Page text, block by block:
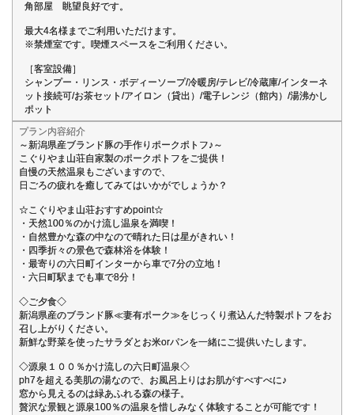
角部屋 眺望良好です。
最大4名様までご利用いただけます。
※禁煙室です。喫煙スペースをご利用ください。
［客室設備］
シャンプー・リンス・ボディーソープ/冷暖房/テレビ/冷蔵庫/インターネ
ット接続可/お茶セット/アイロン（貸出）/電子レンジ（館内）/湯沸かし
ポット
プラン内容紹介
～新潟県産ブランド豚の手作りポークポトフ♪～
こぐりやま山荘自家製のポークポトフをご提供！
自慢の天然温泉もございますので、
日ごろの疲れを癒してみてはいかがでしょうか？
☆こぐりやま山荘おすすめpoint☆
・天然100％のかけ流し温泉を満喫！
・自然豊かな森の中なので晴れた日は星がきれい！
・四季折々の景色で森林浴を体験！
・最寄りの六日町インターから車で7分の立地！
・六日町駅までも車で8分！
◇ご夕食◇
新潟県産のブランド豚≪妻有ポーク≫をじっくり煮込んだ特製ポトフをお
召し上がりください。
新鮮な野菜を使ったサラダとお米orパンを一緒にご提供いたします。
◇源泉１００％かけ流しの六日町温泉◇
ph7を超える美肌の湯なので、お風呂上りはお肌がすべすべに♪
窓から見えるのは緑あふれる森の様子。
贅沢な景観と源泉100％の温泉を惜しみなく体験することが可能です！